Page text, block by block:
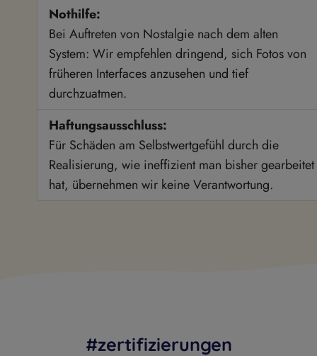
Nothilfe:
Bei Auftreten von Nostalgie nach dem alten
System: Wir empfehlen dringend, sich Fotos von
früheren Interfaces anzusehen und tief
durchzuatmen.
Haftungsausschluss:
Für Schäden am Selbstwertgefühl durch die
Realisierung, wie ineffizient man bisher gearbeitet
hat, übernehmen wir keine Verantwortung.
#zertifizierungen